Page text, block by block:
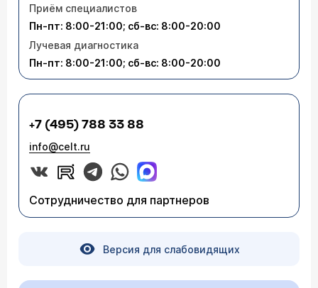
Приём специалистов
Пн-пт: 8:00-21:00; сб-вс: 8:00-20:00
Лучевая диагностика
Пн-пт: 8:00-21:00; сб-вс: 8:00-20:00
+7 (495) 788 33 88
info@celt.ru
Сотрудничество для партнеров
Версия для слабовидящих